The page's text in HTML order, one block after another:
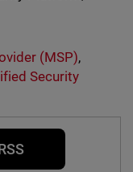
(MSP),
Security